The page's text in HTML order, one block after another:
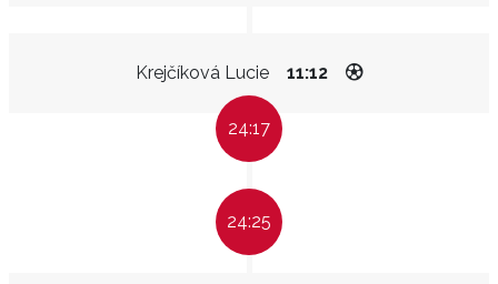
Krejčíková Lucie 11:12
24:17
24:25